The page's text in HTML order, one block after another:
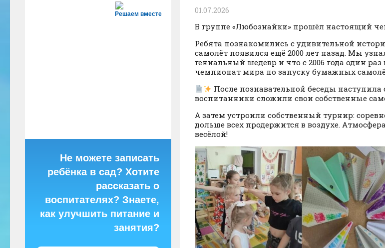
01.07.2026
В группе «Любознайки» прошёл настоящий
Ребята познакомились с удивительной
самолёт появился ещё 2000 лет назад. Мы
гениальный шедевр и что с 2006 года один
чемпионат мира по запуску бумажных
После познавательной беседы
воспитанники сложили свои собственные
А затем устроили собственный турнир:
дольше всех продержится в воздухе.
весёлой!
Решаем вместе
Не можете записать
ребёнка в сад? Хотите
рассказать о
воспитателях? Знаете,
как улучшить питание и
занятия?